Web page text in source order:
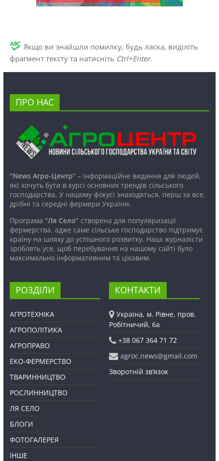
Якщо ви знайшли помилку, будь ласка, виділіть
фрагмент тексту та натисніть Ctrl+Enter.
ПРО НАС
“News Агро-Центр”– інформаційне видання для людей,
які хочуть бути в курсі основних трендів сільського
господарства. У нашому фокусі знаходяться, перш за все,
дрібні та середні фермери України.
Програма “Ля Село”створена для популяризації
фермерства, адже саме сільське господарство підтримує
країну на шляху до успішного розвитку. Наші журналісти
зроблять усе, щоб перебування на нашому сайті було
максимально інформативним та цікавим.
РОЗДІЛИ
АГРОТЕХНІКА
АГРОПОЛІТИКА
АГРОПРАВО
ЕКО-ФЕРМЕРСТВО
ТВАРИННИЦТВО
РОСЛИННИЦТВО
ЛЯ СЕЛО
БЛОГИ
ФОТОГАЛЕРЕЯ
ІНШЕ
КОНТАКТИ
Україна, м. Рівне, пров.
Робітничий, 6а
+38 067 364 71 72
agroc.news@gmail.com
Зворотній зв’язок